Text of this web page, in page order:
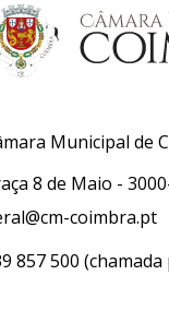
Municipal de
8 de Maio -
coimbra.pt
857 500